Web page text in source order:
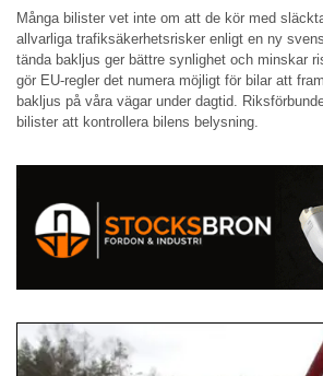
Många bilister vet inte om att de kör med
allvarliga trafiksäkerhetsrisker enligt en ny
tända bakljus ger bättre synlighet och minskar
gör EU-regler det numera möjligt för bilar att
bakljus på våra vägar under dagtid.
bilister att kontrollera bilens belysning.